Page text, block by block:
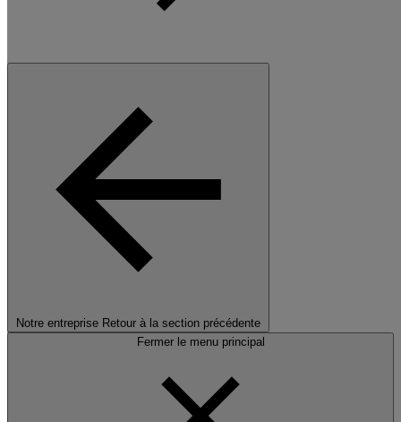
Notre entreprise Retour à la section précédente
Fermer le menu principal